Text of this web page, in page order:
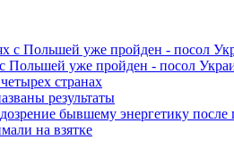
Польшей уже пройден - посол
странах
результаты
бывшему энергетику после
на взятке